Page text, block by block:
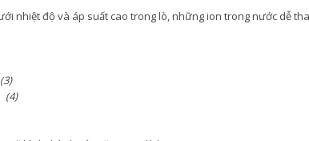
nhiệt độ và áp suất cao trong lò, những ion trong nước dễ
(4)